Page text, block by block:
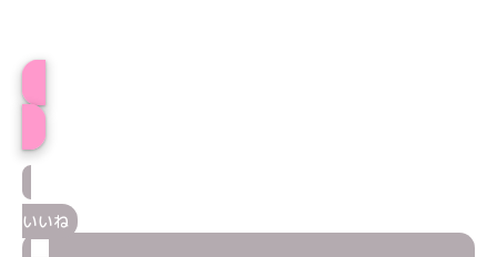
いいね